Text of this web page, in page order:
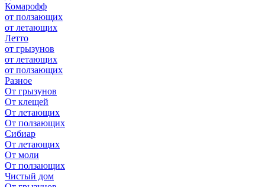
Комарофф
от ползающих
от летающих
Летто
от грызунов
от летающих
от ползающих
Разное
От грызунов
От клещей
От летающих
От ползающих
Сибиар
От летающих
От моли
От ползающих
Чистый дом